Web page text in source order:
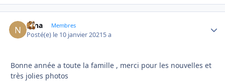
Nina Membres
Posté(e) le 10 janvier 20215 a
Bonne année a toute la famille , merci pour les nouvelles et
très jolies photos